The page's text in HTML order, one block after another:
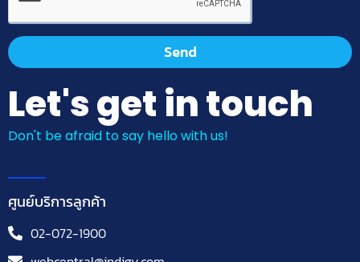
Send
Let's get in touch
Don't be afraid to say hello with us!
ศูนย์บริการลูกค้า
02-072-1900